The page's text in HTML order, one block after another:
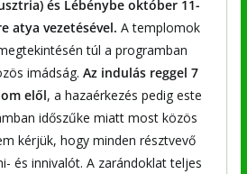
és Lébénybe október 11-
atya vezetésével. A templomok
túl a programban
imádság. Az indulás reggel 7
elől, a hazaérkezés pedig este
időszűke miatt most közös
kérjük, hogy minden résztvevő
és innivalót. A zarándoklat teljes